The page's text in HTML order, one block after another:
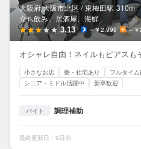
大阪府 大阪市北区 / 東梅田駅 310m
立ち飲み、居酒屋、海鮮
3.13 ～￥2,999 ～
オシャレ自由！ネイルもピアスも
小さなお店 寮・社宅あり フルタイム
シニア・ミドル活躍中
新卒歓迎
バイト 調理補助
最終更新日：9日前